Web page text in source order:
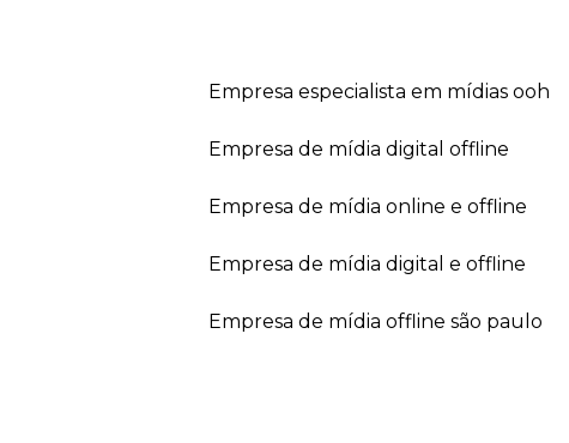
empresa especialista em mídias ooh
empresa de mídia digital offline
empresa de mídia online e offline
empresa de mídia digital e offline
empresa de mídia offline são paulo